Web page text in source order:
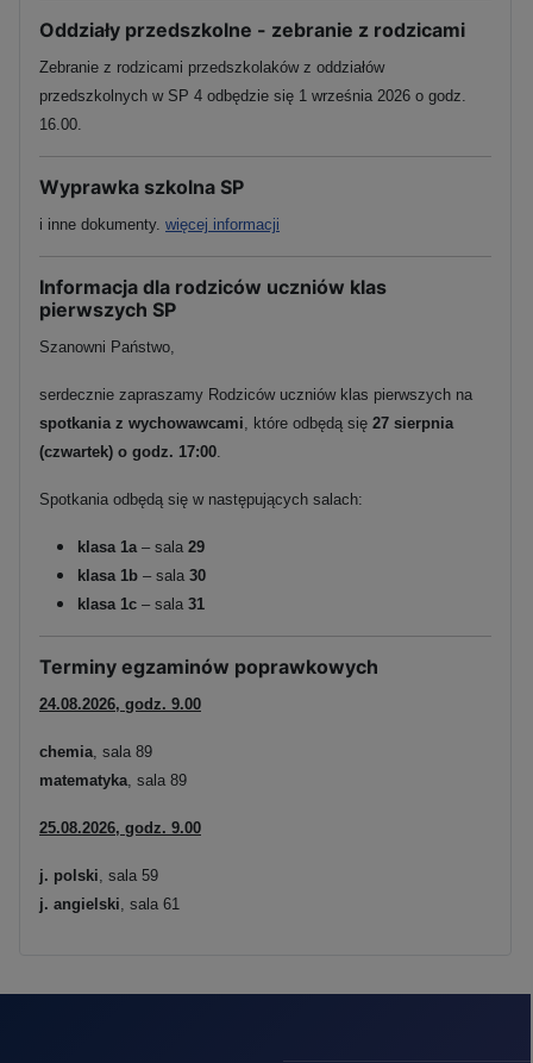
Oddziały przedszkolne - zebranie z rodzicami
Zebranie z rodzicami przedszkolaków z oddziałów
przedszkolnych w SP 4 odbędzie się 1 września 2026 o godz.
16.00.
Wyprawka szkolna SP
i inne dokumenty. więcej informacji
Informacja dla rodziców uczniów klas
pierwszych SP
Szanowni Państwo,
serdecznie zapraszamy Rodziców uczniów klas pierwszych na
spotkania z wychowawcami, które odbędą się 27 sierpnia
(czwartek) o godz. 17:00.
Spotkania odbędą się w następujących salach:
klasa 1a– sala 29
klasa 1b – sala 30
klasa 1c – sala 31
Terminy egzaminów poprawkowych
24.08.2026, godz. 9.00
chemia, sala 89
matematyka, sala 89
25.08.2026, godz. 9.00
j. polski, sala 59
j. angielski, sala 61